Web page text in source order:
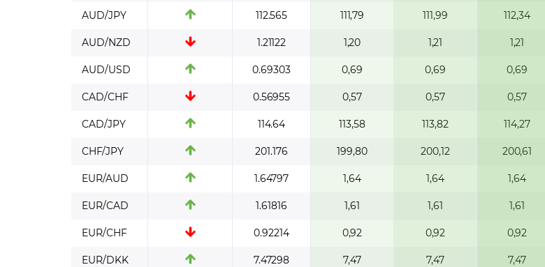
AUD/JPY 112.565 111,79 111,99 112,34
AUD/NZD 1.21122 1,20 1,21 1,21
AUD/USD 0.69303 0,69 0,69 0,69
CAD/CHF 0.56955 0,57 0,57 0,57
CAD/JPY 114.64 113,58 113,82 114,27
CHF/JPY 201.176 199,80 200,12 200,61
EUR/AUD 1.64797 1,64 1,64 1,64
EUR/CAD 1.61816 1,61 1,61 1,61
EUR/CHF 0.92214 0,92 0,92 0,92
EUR/DKK 7.47298 7,47 7,47 7,47